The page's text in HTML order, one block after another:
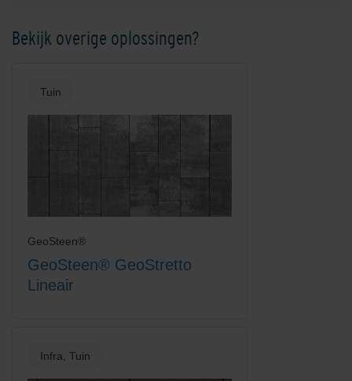
Bekijk overige oplossingen?
Tuin
GeoSteen®
GeoSteen® GeoStretto
Lineair
Infra, Tuin